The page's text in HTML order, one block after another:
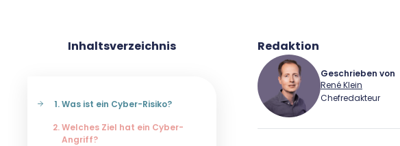
Inhaltsverzeichnis
Was ist ein Cyber-Risiko?
Welches Ziel hat ein Cyber-
Angriff?
Redaktion
Geschrieben von
René Klein
Chefredakteur